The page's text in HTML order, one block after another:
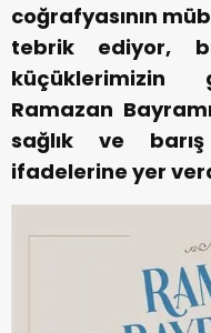
coğrafyasının
tebrik ediyor,
küçüklerimizin
Ramazan
sağlık ve
ifadelerine yer